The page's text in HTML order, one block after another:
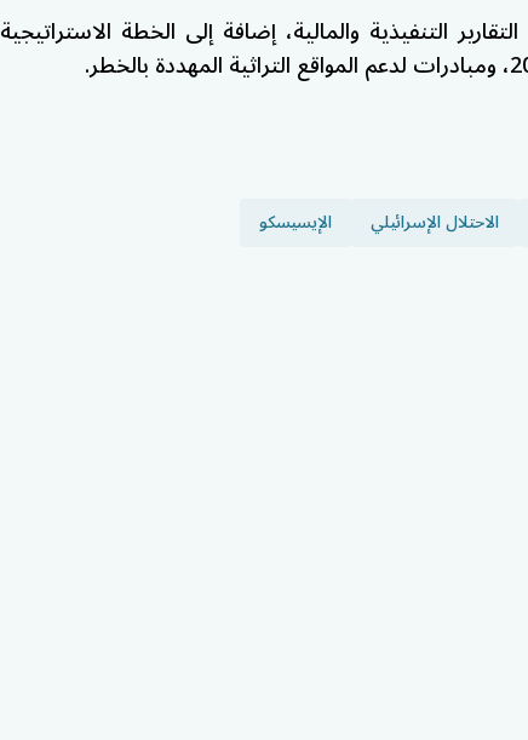
التنفيذية والمالية، إضافة إلى الخطة الاستراتيجية
الاحتلال الإسرائيلي الإيسيسكو